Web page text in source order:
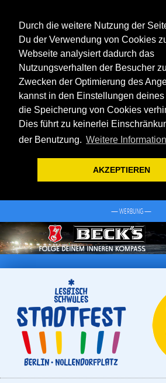
Durch die weitere Nutzung der
Du der Verwendung von Cookies
Webseite analysiert dadurch das
Nutzungsverhalten der Besucher zu
Zwecken der Optimierung des
kannst in den Einstellungen
die Speicherung von Cookies
Dies führt zu keinerlei
der Benutzung. Weitere
AKZEPTIEREN
— WERBUNG —